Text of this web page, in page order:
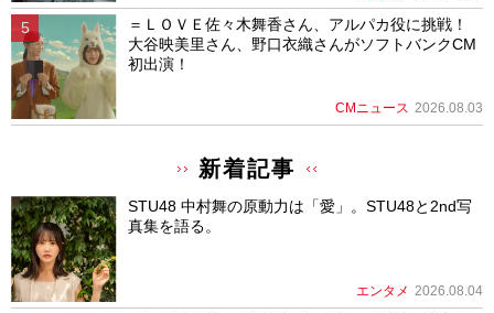
＝ＬＯＶＥ佐々木舞香さん、アルパカ役に挑戦！
大谷映美里さん、野口衣織さんがソフトバンクCM
初出演！
CMニュース 2026.08.03
新着記事
STU48 中村舞の原動力は「愛」。STU48と2nd写
真集を語る。
エンタメ 2026.08.04